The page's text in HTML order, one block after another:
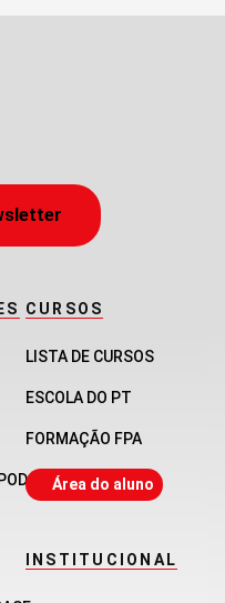
CURSOS
LISTA DE CURSOS
ESCOLA DO PT
FORMAÇÃO FPA
Área do aluno
INSTITUCIONAL